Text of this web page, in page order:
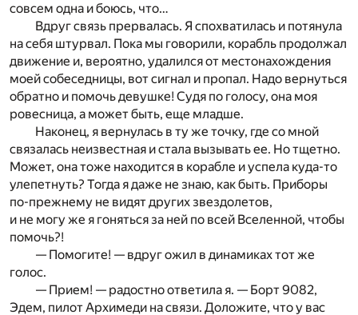
совсем одна и боюсь, что…
Вдруг связь прервалась. Я спохватилась и потянула
на себя штурвал. Пока мы говорили, корабль продолжал
движение и, вероятно, удалился от местонахождения
моей собеседницы, вот сигнал и пропал. Надо вернуться
обратно и помочь девушке! Судя по голосу, она моя
ровесница, а может быть, еще младше.
Наконец, я вернулась в ту же точку, где со мной
связалась неизвестная и стала вызывать ее. Но тщетно.
Может, она тоже находится в корабле и успела куда-то
улепетнуть? Тогда я даже не знаю, как быть. Приборы
по-прежнему не видят других звездолетов,
и не могу же я гоняться за ней по всей Вселенной, чтобы
помочь?!
— Помогите! — вдруг ожил в динамиках тот же
голос.
— Прием! — радостно ответила я. — Борт 9082,
Эдем, пилот Архимеди на связи. Доложите, что у вас